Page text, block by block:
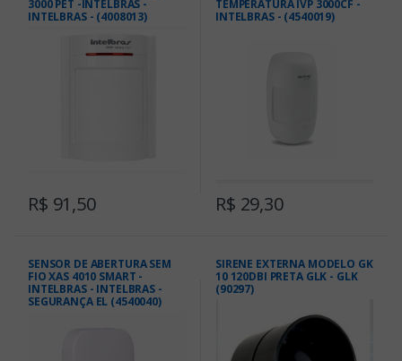
3000 PET -INTELBRAS -
INTELBRAS - (4008013)
R$ 91,50
TEMPERATURA IVP 3000CF -
INTELBRAS - (4540019)
R$ 29,30
SENSOR DE ABERTURA SEM
FIO XAS 4010 SMART -
INTELBRAS - INTELBRAS -
SEGURANÇA EL (4540040)
SIRENE EXTERNA MODELO GK
10 120DBI PRETA GLK - GLK
(90297)